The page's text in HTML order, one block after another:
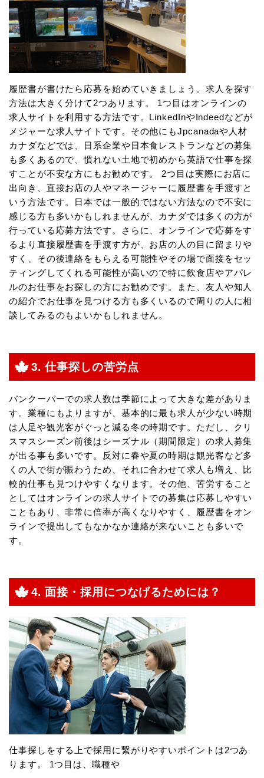
履歴書が書けたら応募を始めていきましょう。求人を探す
方法は大きく分けて2つあります。 1つ目はオンラインの
求人サイトを利用する方法です。LinkedInやIndeedなどが
メジャーな求人サイトです。その他にもJpcanadaや人材
カナダなどでは、日系企業や日本食レストランなどの募集
も多くあるので、慣れない土地で初めから英語で仕事を探
すことが不安な方にもお勧めです。 2つ目は実際にお店に
出向き、直接お店の人やマネージャーに履歴書を手渡すと
いう方法です。日本では一般的ではない方法なので不安に
感じる方も多いかもしれませんが、カナダでは多くの方が
行っている応募方法です。さらに、オンラインで応募をす
るより直接履歴書を手渡す方が、お店の人の目に留まりや
すく、その後連絡をもらえる可能性やその場で面接をセッ
ティングしてくれる可能性が高いので特に飲食店やアパレ
ルのお仕事をお探しの方にお勧めです。また、友人や知人
の紹介でお仕事を見つける方も多くいるので周りの人に相
談してみるのもよいかもしれません。
3. 仕事探しの苦労点
バンクーバーでの求人数は季節によって大きな差がありま
す。業種にもよりますが、基本的に最も求人が少ない時期
は人足や観光客がぐっと減る冬の時期です。ただし、クリ
スマスシーズン前後はシーズナル（期間限定）の求人募集
が出る事も多いです。反対に春や夏の時期は観光客など多
くの人で街が賑わうため、それに合わせて求人も増え、比
較的仕事も見つけやすくなります。その他、苦労すること
としてはオンラインの求人サイトでの募集は応募しやすい
こともあり、非常に倍率が高くなりやすく、履歴書をオン
ラインで提出してもなかなか連絡が来ないことも多いで
す。
4. 面接・採用につなげるためには？
仕事探しをする上で採用に繋がりやすいポイントは2つあ
ります。 1つ目は、職種や